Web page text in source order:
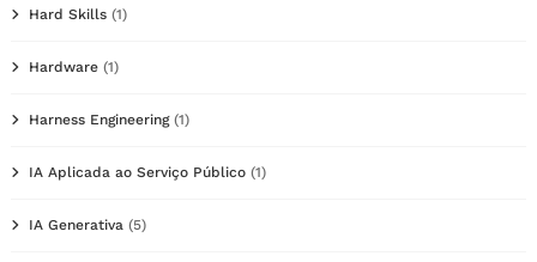
Hard Skills (1)
Hardware (1)
Harness Engineering(1)
IA Aplicada ao Serviço Público (1)
IA Generativa (5)